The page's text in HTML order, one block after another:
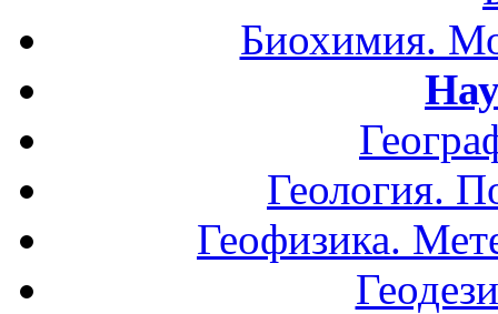
Биохимия.
Геология.
Геофизика.